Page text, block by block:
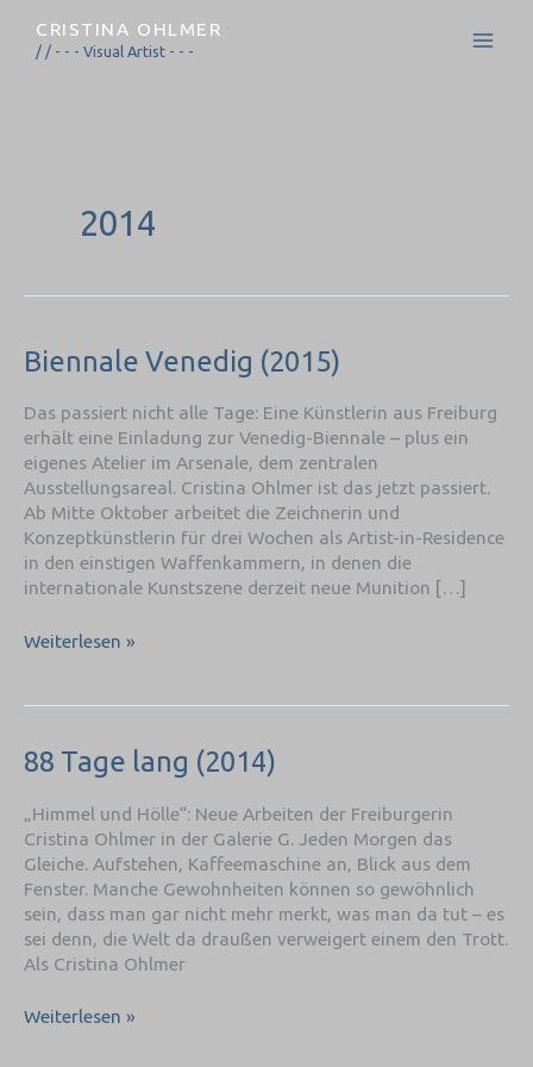
Inhalt
springen
CRISTINA OHLMER
/ / - - - Visual Artist - - -
2014
Biennale Venedig (2015)
Das passiert nicht alle Tage: Eine Künstlerin aus Freiburg
erhält eine Einladung zur Venedig-Biennale – plus ein
eigenes Atelier im Arsenale, dem zentralen
Ausstellungsareal. Cristina Ohlmer ist das jetzt passiert.
Ab Mitte Oktober arbeitet die Zeichnerin und
Konzeptkünstlerin für drei Wochen als Artist-in-Residence
in den einstigen Waffenkammern, in denen die
internationale Kunstszene derzeit neue Munition […]
Biennale
(2015)
Weiterlesen »
88 Tage lang (2014)
„Himmel und Hölle“: Neue Arbeiten der Freiburgerin
Cristina Ohlmer in der Galerie G. Jeden Morgen das
Gleiche. Aufstehen, Kaffeemaschine an, Blick aus dem
Fenster. Manche Gewohnheiten können so gewöhnlich
sein, dass man gar nicht mehr merkt, was man da tut – es
sei denn, die Welt da draußen verweigert einem den Trott.
Als Cristina Ohlmer
88
lang
(2014)
Weiterlesen »